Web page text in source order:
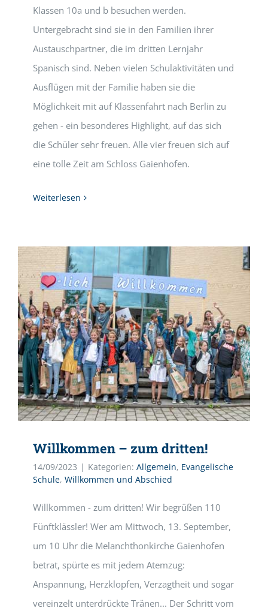
Klassen 10a und b besuchen werden.
Untergebracht sind sie in den Familien ihrer
Austauschpartner, die im dritten Lernjahr
Spanisch sind. Neben vielen Schulaktivitäten und
Ausflügen mit der Familie haben sie die
Möglichkeit mit auf Klassenfahrt nach Berlin zu
gehen - ein besonderes Highlight, auf das sich
die Schüler sehr freuen. Alle vier freuen sich auf
eine tolle Zeit am Schloss Gaienhofen.
Weiterlesen
Willkommen – zum dritten!
14/09/2023 | Kategorien: Allgemein, Evangelische
Schule, Willkommen und Abschied
Willkommen - zum dritten! Wir begrüßen 110
Fünftklässler! Wer am Mittwoch, 13. September,
um 10 Uhr die Melanchthonkirche Gaienhofen
betrat, spürte es mit jedem Atemzug:
Anspannung, Herzklopfen, Verzagtheit und sogar
vereinzelt unterdrückte Tränen... Der Schritt vom